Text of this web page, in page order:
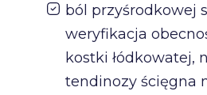
ból przyśrodkowej
weryfikacja
kostki łódkowatej,
tendinozy ścięgna